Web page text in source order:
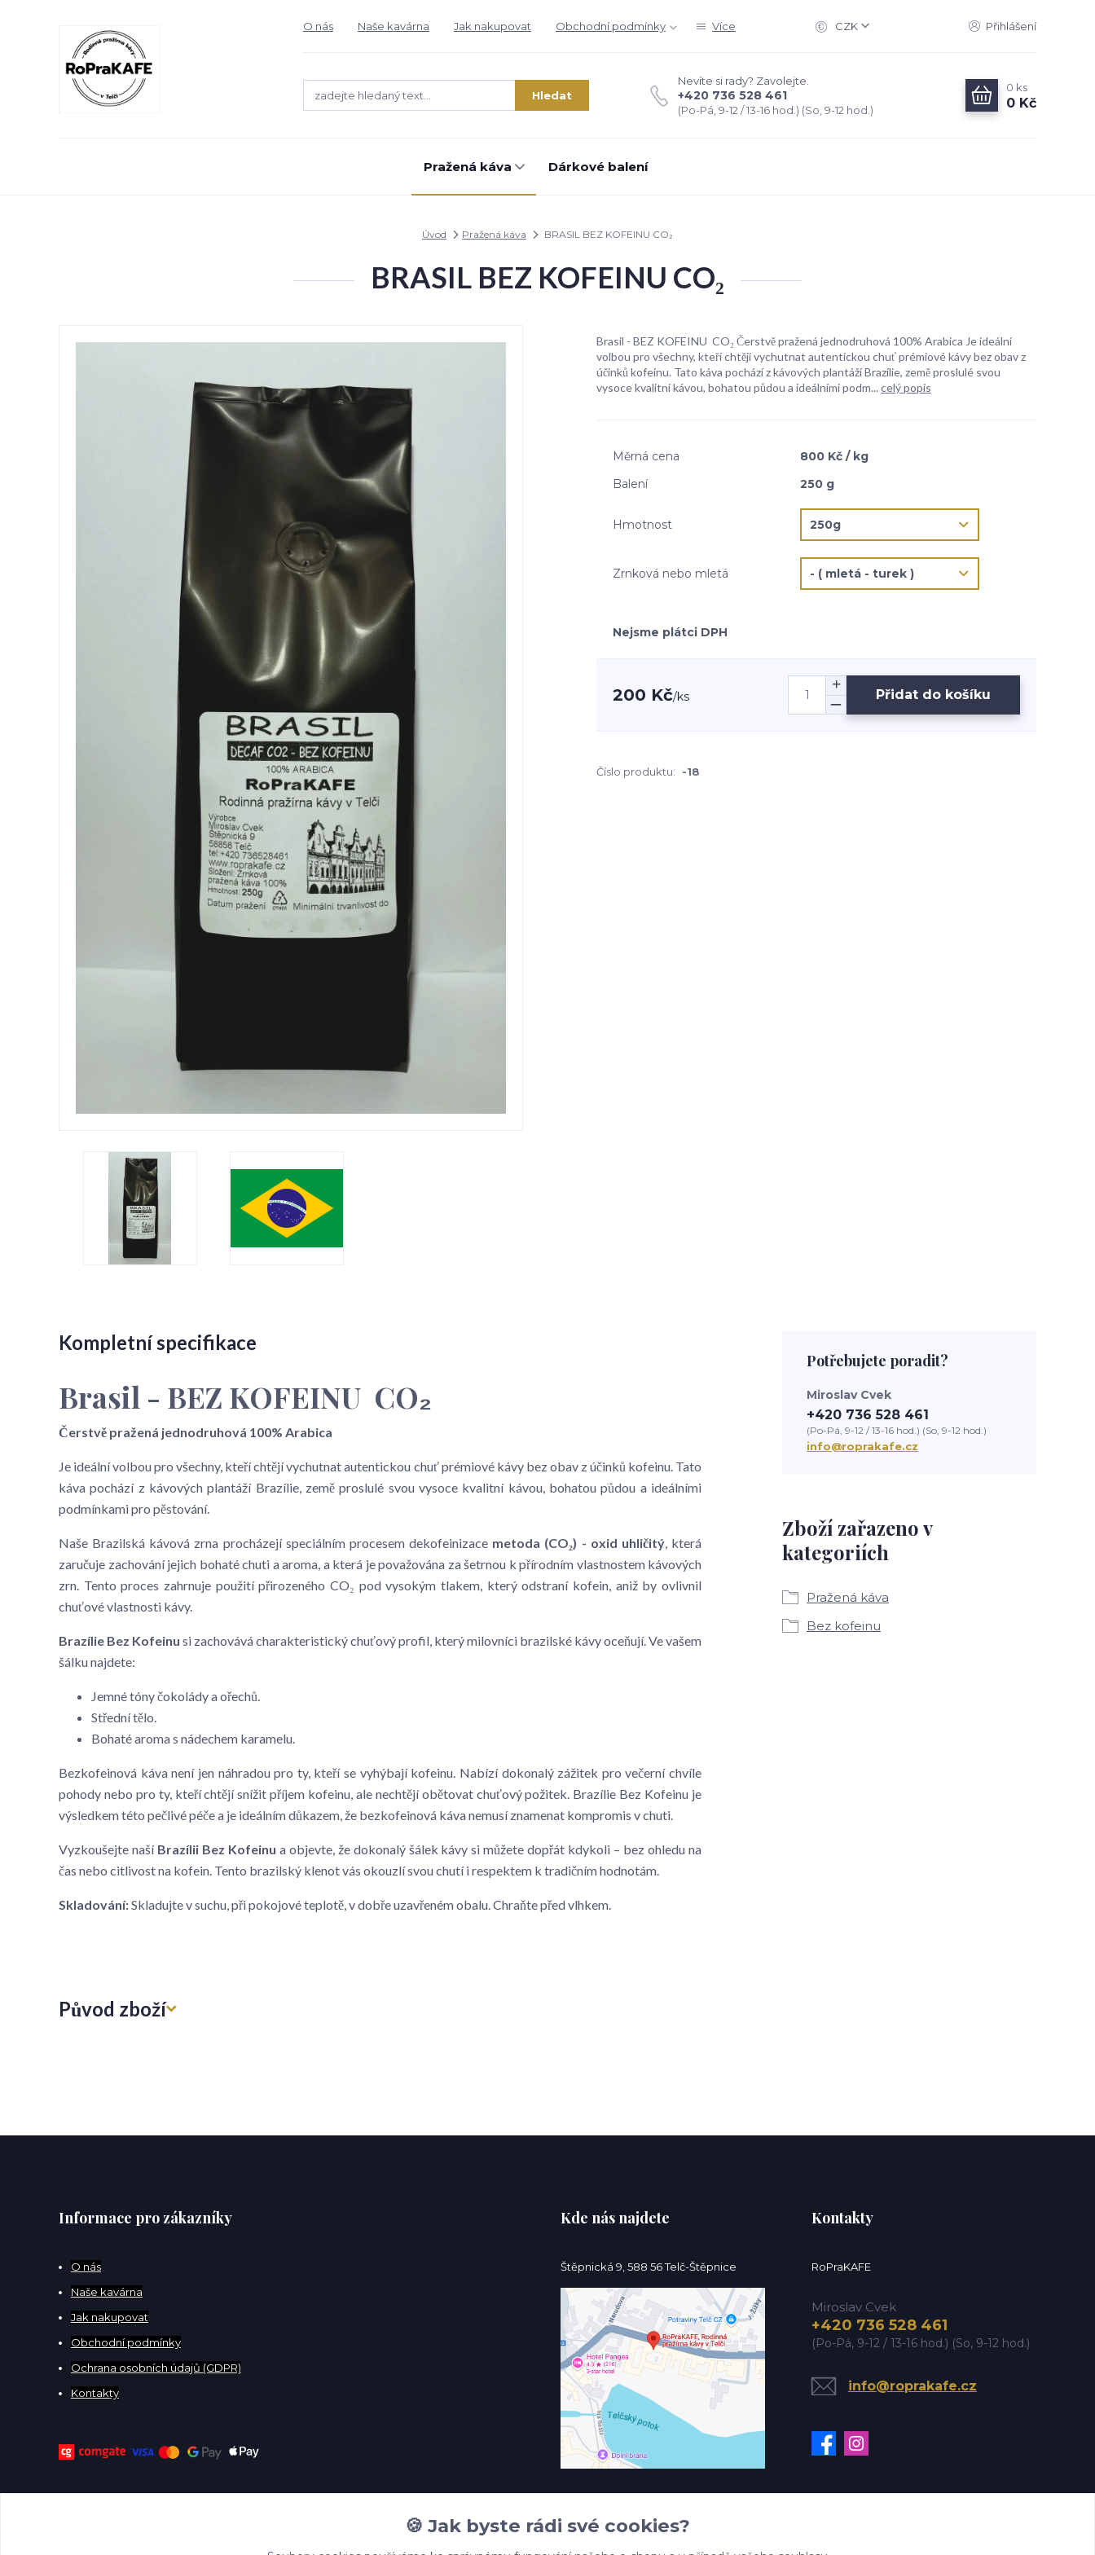
O nás Naše kavárna Jak nakupovat Obchodní podmínky Více CZK Přihlášení
Hledat
Nevíte si rady? Zavolejte.
+420 736 528 461
(Po-Pá, 9-12 / 13-16 hod.) (So, 9-12 hod.)
0 ks
0 Kč
Pražená káva Dárkové balení
Úvod Pražená káva BRASIL BEZ KOFEINU CO₂
BRASIL BEZ KOFEINU CO₂
Brasil - BEZ KOFEINU CO₂ Čerstvě pražená jednodruhová 100% Arabica Je ideální
volbou pro všechny, kteří chtějí vychutnat autentickou chuť prémiové kávy bez obav z
účinků kofeinu. Tato káva pochází z kávových plantáží Brazílie, země proslulé svou
vysoce kvalitní kávou, bohatou půdou a ideálními podm... celý popis
Měrná cena
800 Kč / kg
Balení
250 g
Hmotnost
Zrnková nebo mletá
Nejsme plátci DPH
200 Kč/ks Přidat do košíku
Číslo produktu: -18
Kompletní specifikace
Brasil - BEZ KOFEINU CO₂
Čerstvě pražená jednodruhová 100% Arabica
Je ideální volbou pro všechny, kteří chtějí vychutnat autentickou chuť prémiové kávy bez obav z účinků kofeinu. Tato
káva pochází z kávových plantáží Brazílie, země proslulé svou vysoce kvalitní kávou, bohatou půdou a ideálními
podmínkami pro pěstování.
Naše Brazilská kávová zrna procházejí speciálním procesem dekofeinizace metoda (CO₂) - oxid uhličitý, která
zaručuje zachování jejich bohaté chuti a aroma, a která je považována za šetrnou k přírodním vlastnostem kávových
zrn. Tento proces zahrnuje použití přirozeného CO₂ pod vysokým tlakem, který odstraní kofein, aniž by ovlivnil
chuťové vlastnosti kávy.
Brazílie Bez Kofeinu si zachovává charakteristický chuťový profil, který milovníci brazilské kávy oceňují. Ve vašem
šálku najdete:
Jemné tóny čokolády a ořechů.
Střední tělo.
Bohaté aroma s nádechem karamelu.
Bezkofeinová káva není jen náhradou pro ty, kteří se vyhýbají kofeinu. Nabízí dokonalý zážitek pro večerní chvíle
pohody nebo pro ty, kteří chtějí snížit příjem kofeinu, ale nechtějí obětovat chuťový požitek. Brazílie Bez Kofeinu je
výsledkem této pečlivé péče a je ideálním důkazem, že bezkofeinová káva nemusí znamenat kompromis v chuti.
Vyzkoušejte naší Brazílii Bez Kofeinu a objevte, že dokonalý šálek kávy si můžete dopřát kdykoli – bez ohledu na
čas nebo citlivost na kofein. Tento brazilský klenot vás okouzlí svou chutí i respektem k tradičním hodnotám.
Skladování:Skladujte v suchu, při pokojové teplotě, v dobře uzavřeném obalu. Chraňte před vlhkem.
Původ zboží
Zboží zařazeno v
kategoriích
Pražená káva
Bez kofeinu
Potřebujete poradit?
Miroslav Cvek
+420 736 528 461
(Po-Pá, 9-12 / 13-16 hod.) (So, 9-12 hod.)
info@roprakafe.cz
Informace pro zákazníky
O nás
Naše kavárna
Jak nakupovat
Obchodní podmínky
Ochrana osobních údajů (GDPR)
Kontakty
Kde nás najdete
Štěpnická 9, 588 56 Telč-Štěpnice
Kontakty
RoPraKAFE
Miroslav Cvek
+420 736 528 461
(Po-Pá, 9-12 / 13-16 hod.) (So, 9-12 hod.)
info@roprakafe.cz
🍪 Jak byste rádi své cookies?